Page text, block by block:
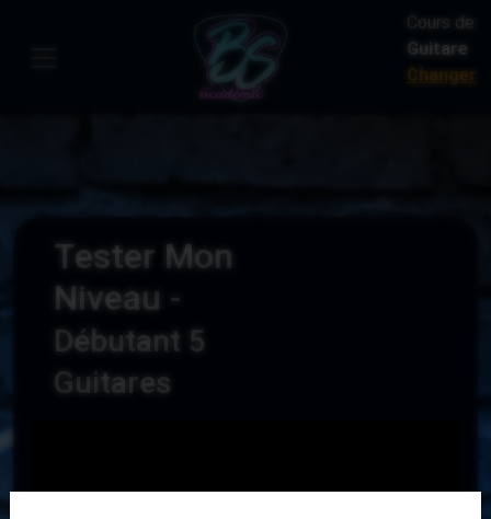
Cours de:
Guitare
Changer
Tester Mon
Niveau -
Débutant 5
Guitares